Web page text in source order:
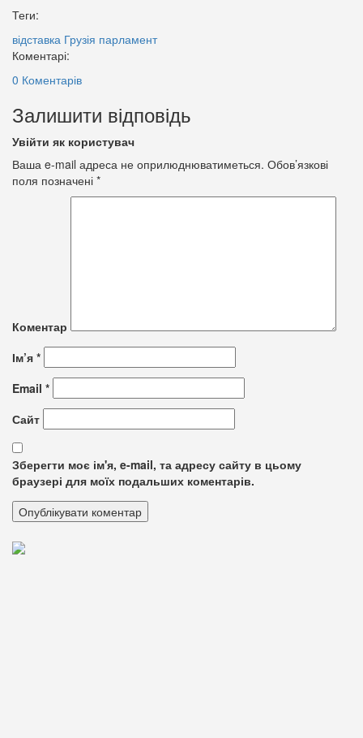
Теги:
відставка Грузія парламент
Коментарі:
0 Коментарів
Залишити відповідь
Увійти як користувач
Ваша e-mail адреса не оприлюднюватиметься. Обов’язкові
поля позначені *
Коментар
Ім’я *
Email *
Сайт
Зберегти моє ім'я, e-mail, та адресу сайту в цьому
браузері для моїх подальших коментарів.